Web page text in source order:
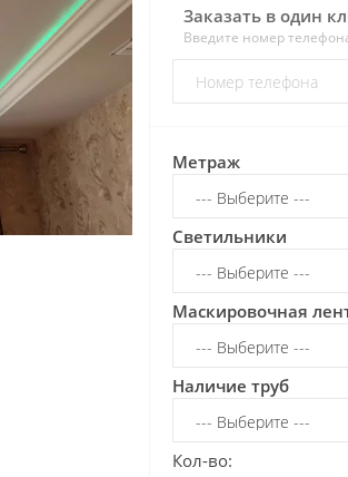
Заказать в один
Введите номер
Метраж
Светильники
Маскировочная
Наличие труб
Кол-во: